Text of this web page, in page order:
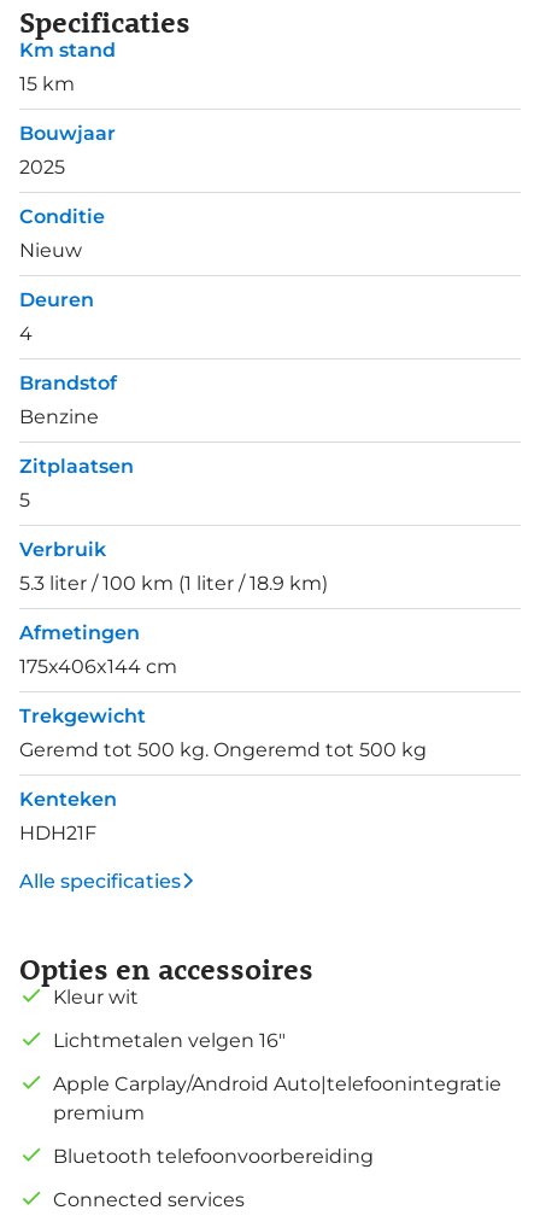
Specificaties
Km stand
15 km
Bouwjaar
2025
Conditie
Nieuw
Deuren
4
Brandstof
Benzine
Zitplaatsen
5
Verbruik
5.3 liter / 100 km (1 liter / 18.9 km)
Afmetingen
175x406x144 cm
Trekgewicht
Geremd tot 500 kg. Ongeremd tot 500 kg
Kenteken
HDH21F
Alle specificaties
Opties en accessoires
Kleur wit
Lichtmetalen velgen 16"
Apple Carplay/Android Auto|telefoonintegratie
premium
Bluetooth telefoonvoorbereiding
Connected services